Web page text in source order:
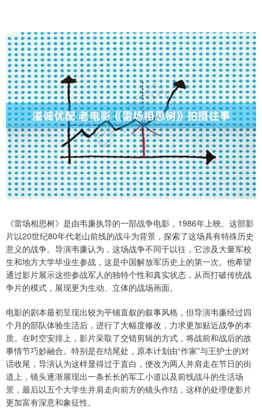
《雷场相思树》是由韦廉执导的一部战争电影，1986年上映。这部影
片以20世纪80年代老山前线的战斗为背景，探索了这场具有特殊历史
意义的战争。导演韦廉认为，这场战争不同于以往，它涉及大量军校
生和地方大学毕业生参战，这是中国解放军历史上的第一次。他希望
通过影片展示这些参战军人的独特个性和真实状态，从而打破传统战
争片的模式，展现更为生动、立体的战场画面。
电影的剧本最初呈现出较为平铺直叙的叙事风格，但导演韦廉经过四
个月的部队体验生活后，进行了大幅度修改，力求更加贴近战争的本
质。在时空安排上，影片采取了交错剪辑的方式，将战前和战后的故
事情节巧妙融合。特别是在结尾处，原本计划由“作家”与王护士的对
话收尾，导演认为这样显得过于直白，便改为两人并肩走在节日的街
道上，镜头逐渐展现出一条长长的军工小道以及前线战斗的生活场
景，最后以五个大学生并肩走向前方的镜头作结，这样的处理使影片
更加富有深意和象征性。